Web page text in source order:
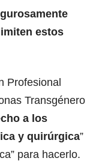
estos
Profesional
Transgénero
a los
y quirúrgica”
para hacerlo.